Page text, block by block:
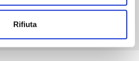
Rifiuta
Mostra tutto